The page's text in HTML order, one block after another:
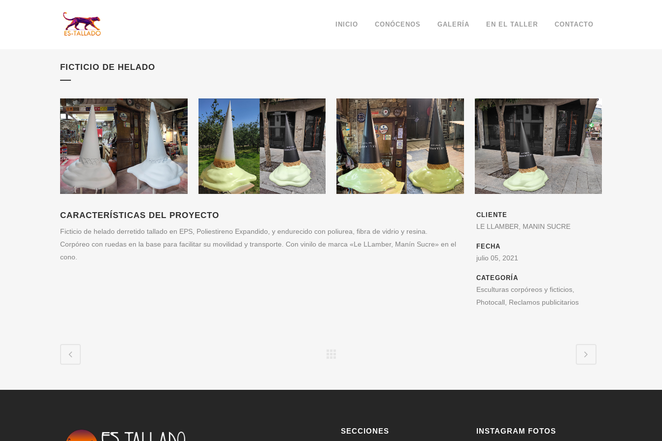
INICIO CONÓCENOS GALERÍA EN EL TALLER CONTACTO
FICTICIO DE HELADO
CARACTERÍSTICAS DEL PROYECTO
Ficticio de helado derretido tallado en EPS, Poliestireno Expandido, y endurecido con poliurea, fibra de vidrio y resina.
Corpóreo con ruedas en la base para facilitar su movilidad y transporte. Con vinilo de marca «Le LLamber, Manín Sucre» en el
cono.
CLIENTE
LE LLAMBER, MANIN SUCRE
FECHA
julio 05, 2021
CATEGORÍA
Esculturas corpóreos y ficticios,
Photocall, Reclamos publicitarios
SECCIONES INSTAGRAM FOTOS